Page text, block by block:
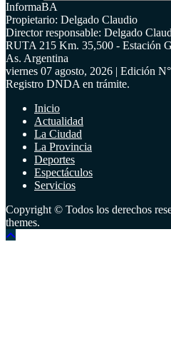
InformaBA
Propietario: Delgado Claudio
Director responsable: Delgado
RUTA 215 Km. 35,500 - Estación
As. Argentina
viernes 07 agosto, 2026 | Edición
Registro DNDA en trámite.
Inicio
Actualidad
La Ciudad
La Provincia
Deportes
Espectáculos
Servicios
Copyright © Todos los derechos
themes.